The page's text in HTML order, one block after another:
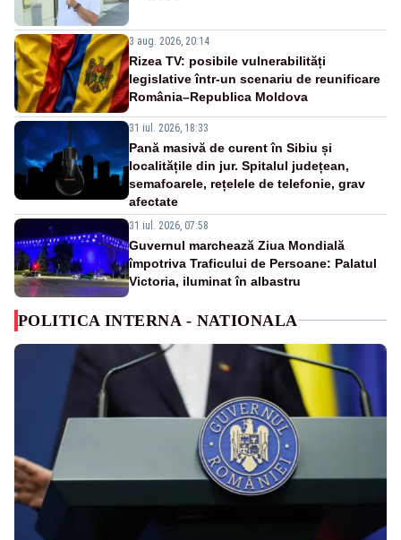
3 aug. 2026, 20:14
Rizea TV: posibile vulnerabilități
legislative într-un scenariu de reunificare
România–Republica Moldova
31 iul. 2026, 18:33
Pană masivă de curent în Sibiu și
localitățile din jur. Spitalul județean,
semafoarele, rețelele de telefonie, grav
afectate
31 iul. 2026, 07:58
Guvernul marchează Ziua Mondială
împotriva Traficului de Persoane: Palatul
Victoria, iluminat în albastru
POLITICA INTERNA - NATIONALA